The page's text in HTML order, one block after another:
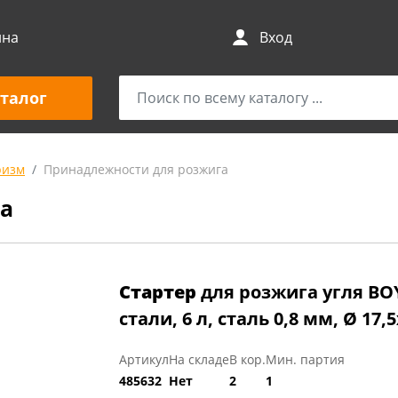
Вход
Принадлежности для розжига
Стартер для розжига угля
стали, 6 л, сталь 0,8 мм, Ø
Артикул
485632
На складе
Нет
В кор.
2
Мин. партия
1